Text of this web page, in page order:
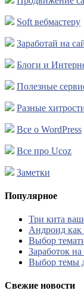
Soft вебмастеру
Заработай на
Блоги и
Полезные
Разные
Все о WordPress
Все про Ucoz
Заметки
Популярное
Три кита
Андроид как
Выбор
Заработок
Выбор темы
Свежие новости